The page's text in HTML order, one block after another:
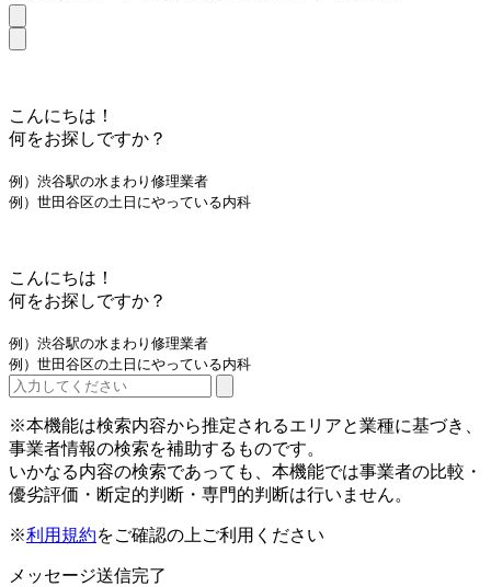
こんにちは！
何をお探しですか？
例）渋谷駅の水まわり修理業者
例）世田谷区の土日にやっている内科
こんにちは！
何をお探しですか？
例）渋谷駅の水まわり修理業者
例）世田谷区の土日にやっている内科
※本機能は検索内容から推定されるエリアと業種に基づき、
事業者情報の検索を補助するものです。
いかなる内容の検索であっても、本機能では事業者の比較・
優劣評価・断定的判断・専門的判断は行いません。
※利用規約をご確認の上ご利用ください
メッセージ送信完了